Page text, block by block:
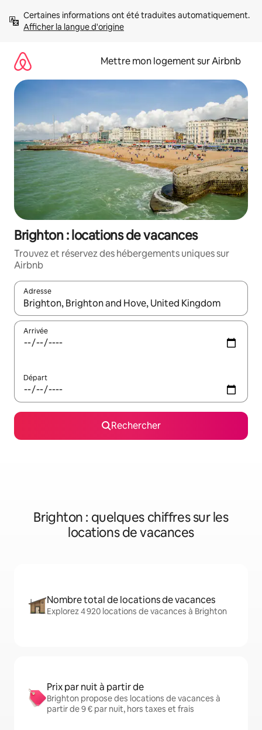
directement
Afficher la langue d'origine
Mettre mon logement sur Airbnb
Brighton : locations de vacances
Trouvez et réservez des hébergements uniques sur
Airbnb
Adresse
Lorsque les résultats s'affichent, utilisez les flèches vers le
Arrivée
Départ
Rechercher
Brighton : quelques chiffres sur les
locations de vacances
Nombre total de locations de vacances
Explorez 4 920 locations de vacances à Brighton
Prix par nuit à partir de
Brighton propose des locations de vacances à
partir de 9 € par nuit, hors taxes et frais